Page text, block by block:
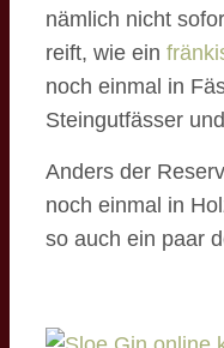
nämlich nicht
reift, wie ein
noch einmal in
Steingutfässer
Anders der
noch einmal in
so auch ein paar